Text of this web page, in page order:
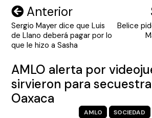
Navegación
de
entradas
Anterior
Sergio Mayer dice que Luis
de Llano deberá pagar por lo
que le hizo a Sasha
Belice
AMLO alerta por
sirvieron para
Oaxaca
AMLO
SOCIEDAD